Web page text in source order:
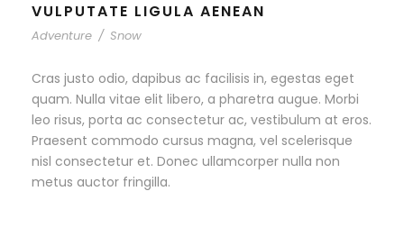
VULPUTATE LIGULA AENEAN
Adventure / Snow
Cras justo odio, dapibus ac facilisis in, egestas eget
quam. Nulla vitae elit libero, a pharetra augue. Morbi
leo risus, porta ac consectetur ac, vestibulum at eros.
Praesent commodo cursus magna, vel scelerisque
nisl consectetur et. Donec ullamcorper nulla non
metus auctor fringilla.